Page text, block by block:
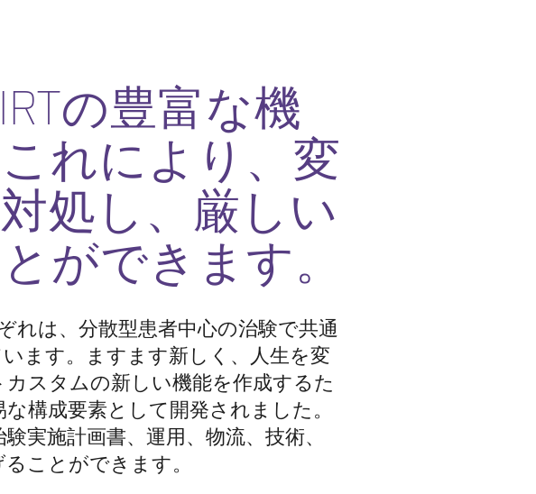
の豊富な機
れにより、変
処し、厳しい
ができま す。
れは、分散型患者中心の治験で共通
ます。ますます新しく、人生を変
スタムの新しい機能を作成するた
構成要素として開発されました。
実施計画書、運用、物流、技術、
ことができます。